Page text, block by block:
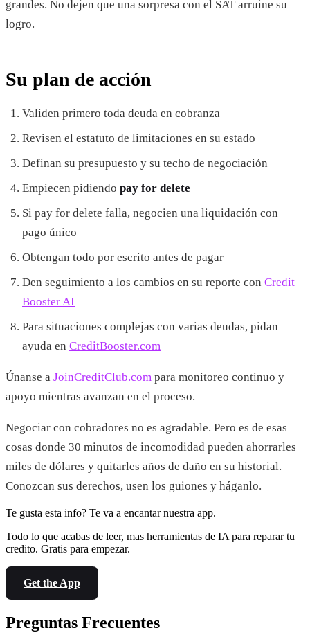
grandes. No dejen que una sorpresa con el SAT arruine su
logro.
Su plan de acción
Validen primero toda deuda en cobranza
Revisen el estatuto de limitaciones en su estado
Definan su presupuesto y su techo de negociación
Empiecen pidiendo pay for delete
Si pay for delete falla, negocien una liquidación con
pago único
Obtengan todo por escrito antes de pagar
Den seguimiento a los cambios en su reporte con Credit
Booster AI
Para situaciones complejas con varias deudas, pidan
ayuda en CreditBooster.com
Únanse a JoinCreditClub.com para monitoreo continuo y
apoyo mientras avanzan en el proceso.
Negociar con cobradores no es agradable. Pero es de esas
cosas donde 30 minutos de incomodidad pueden ahorrarles
miles de dólares y quitarles años de daño en su historial.
Conozcan sus derechos, usen los guiones y háganlo.
Te gusta esta info? Te va a encantar nuestra app.
Todo lo que acabas de leer, mas herramientas de IA para reparar tu
credito. Gratis para empezar.
Get the App
Preguntas Frecuentes